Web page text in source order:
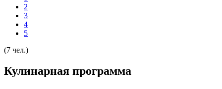
2
3
4
5
(7 чел.)
Кулинарная программа